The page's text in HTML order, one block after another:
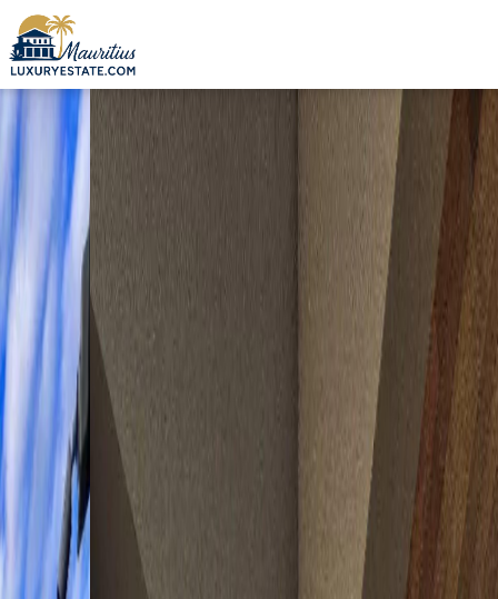
Vente Villa Riviere du Rempart 5 000 000 € | MZIMC530